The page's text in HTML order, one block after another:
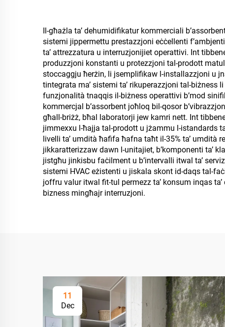
Il-għażla ta’ dehumidifikatur kommerciali
sistemi jippermettu prestazzjoni eċċellenti
ta’ attrezzatura u interruzjonijiet operattivi. Int
produzzjoni konstanti u protezzjoni tal-prodott matul
stoccaggju ħerżin, li jsemplifikaw l-installazzjoni u
tintegrata ma’ sistemi ta’ rikuperazzjoni tal-
funzjonalità tnaqqis il-biżness operattivi b’mod
kommercjal b’assorbent joħloq bil-qosor
għall-briżż, bħal laboratorji jew kamri nett. Int
jimmexxu l-ħajja tal-prodott u jżammu l-istandards
livelli ta’ umdità ħafifa ħafna taħt il-35% ta’
jikkaratterizzaw dawn l-unitajiet, b’komponenti ta’
jistgħu jinkisbu faċilment u b’intervalli itwal ta’
sistemi HVAC eżistenti u jiskala skont id-daqs tal-
joffru valur itwal fit-tul permezz ta’ konsum inqas
bizness mingħajr interruzjoni.
11
Dec